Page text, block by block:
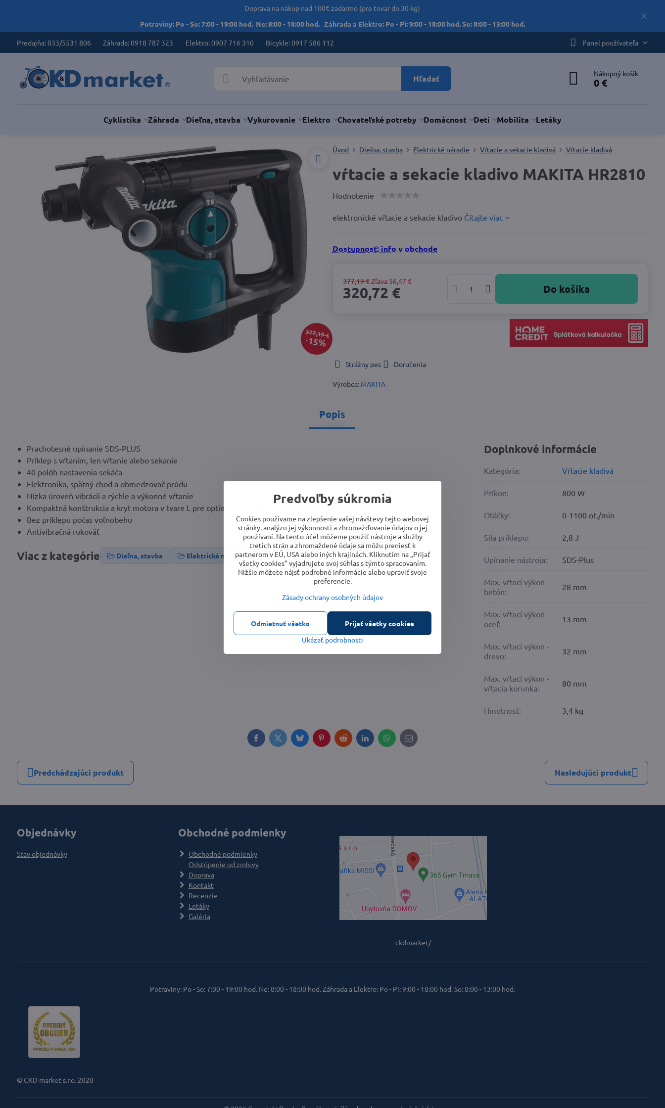
✕
Doprava na nákup nad 100€ zadarmo (pre tovar do 30 kg)
Potraviny: Po - So: 7:00 - 19:00 hod. Ne: 8:00 - 18:00 hod. Záhrada a Elektro: Po - Pi: 9:00 - 18:00 hod. So: 8:00 - 13:00 hod.
Predajňa: 033/5531 806 Záhrada: 0918 787 323 Elektro: 0907 716 310 Bicykle: 0917 586 112 Panel používateľa
Hľadať Nákupný košík
0 €
Cyklistika Záhrada Dieľna, stavba Vykurovanie Elektro Chovateľské potreby Domácnosť Deti Mobilita Letáky
377,19 €
15%
Úvod Dieľna, stavba Elektrické náradie Vŕtacie a sekacie kladivá Vŕtacie kladivá
vŕtacie a sekacie kladivo MAKITA HR2810
Hodnotenie
elektronické vŕtacie a sekacie kladivo Čítajte viac
Dostupnosť: info v obchode
377,19 €Zľava 56,47 €
320,72 € Do košíka
Strážny pes Doručenia
Výrobca: MAKITA
Popis
Prachotesné upínanie SDS-PLUS
Príklep s vŕtaním, len vŕtanie alebo sekanie
40 polôh nastavenia sekáča
Elektronika, spätný chod a obmedzovač prúdu
Nízka úroveň vibrácií a rýchle a výkonné vŕtanie
Kompaktná konštrukcia a kryt motora v tvare L pre optimálne ovládanie
Bez príklepu počas voľnobehu
Antivibračná rukoväť
Viac z kategórie Dieľna, stavba Elektrické náradie Vŕtacie a sekacie kladivá Vŕtacie kladivá
Doplnkové informácie
Kategória: Vŕtacie kladivá
Príkon: 800 W
Otáčky: 0-1100 ot./min
Sila príklepu: 2,8 J
Upínanie nástroja: SDS-Plus
Max. vŕtací výkon -
betón:
28 mm
Max. vŕtací výkon -
oceľ:
13 mm
Max. vŕtací výkon -
drevo:
32 mm
Max. vŕtací výkon -
vŕtacia korunka:
80 mm
Hmotnosť: 3,4 kg
FacebookTwitterBlueskyPinterestRedditLinkedInWhatsApp
E-
mail
Predchádzajúci produkt Nasledujúci produkt
Objednávky
Stav objednávky
Obchodné podmienky
Obchodné podmienky
Odstúpenie od zmluvy
Doprava
Kontakt
Recenzie
Letáky
Galéria
ckdmarket/
Potraviny: Po - So: 7:00 - 19:00 hod. Ne: 8:00 - 18:00 hod. Záhrada a Elektro: Po - Pi: 9:00 - 18:00 hod. So: 8:00 - 13:00 hod.
© CKD market s.r.o. 2020
Predvoľby súkromia
Cookies používame na zlepšenie vašej návštevy tejto webovej
stránky, analýzu jej výkonnosti a zhromažďovanie údajov o jej
používaní. Na tento účel môžeme použiť nástroje a služby
tretích strán a zhromaždené údaje sa môžu preniesť k
partnerom v EÚ, USA alebo iných krajinách. Kliknutím na „Prijať
všetky cookies“ vyjadrujete svoj súhlas s týmto spracovaním.
Nižšie môžete nájsť podrobné informácie alebo upraviť svoje
preferencie.
Zásady ochrany osobných údajov
Ukázať podrobnosti
Prijať všetky cookies
Odmietnuť všetko